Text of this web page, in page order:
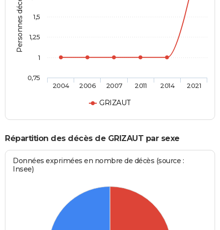
Personnes décédées
GRIZAUT
2004 2006 2007 2011 2014 2021
0,75
1
1,25
1,5
Répartition des décès de GRIZAUT par sexe
Données exprimées en nombre de décès (source :
Insee)